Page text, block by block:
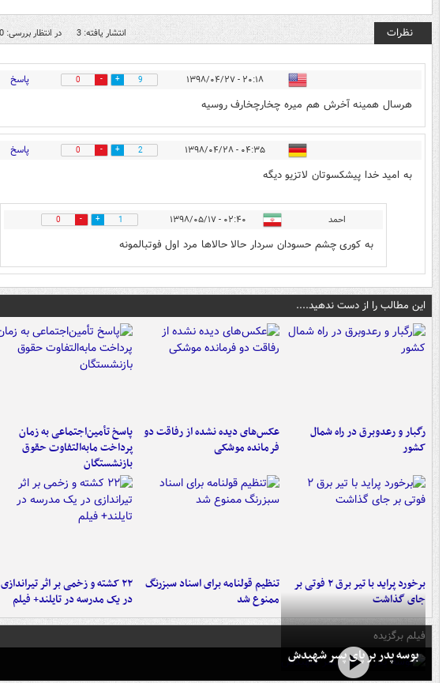
نظرات انتشار یافته: 3 در انتظار بررسی: 0
۲۰:۱۸ - ۱۳۹۸/۰۴/۲۷ 9
0 پاسخ
هرسال همینه آخرش هم میره چخارچخارف روسیه
۰۴:۳۵ - ۱۳۹۸/۰۴/۲۸ 2
0 پاسخ
به امید خدا پیشکسوتان لاتزیو دیگه
احمد ۰۲:۴۰ - ۱۳۹۸/۰۵/۱۷ 1
0
به کوری چشم حسودان سردار حالا حالاها مرد اول فوتبالمونه
این مطالب را از دست ندهید....
رگبار و رعدوبرق در راه شمال
کشور
عکس‌های دیده نشده از رفاقت دو
فرمانده‌ موشکی
پاسخ تأمین‌اجتماعی به زمان
پرداخت مابه‌التفاوت حقوق
بازنشستگان
برخورد پراید با تیر برق ۲ فوتی بر
جای گذاشت
تنظیم قولنامه برای اسناد سبزرنگ
ممنوع شد
۲۲ کشته و زخمی بر اثر تیراندازی
در یک مدرسه در تایلند+ فیلم
فیلم برگزیده
بوسه‌ پدر بر پای پسر شهیدش